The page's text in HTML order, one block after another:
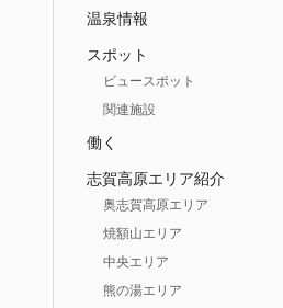
温泉情報
スポット
ビュースポット
関連施設
働く
志賀高原エリア紹介
奥志賀高原エリア
焼額山エリア
中央エリア
熊の湯エリア